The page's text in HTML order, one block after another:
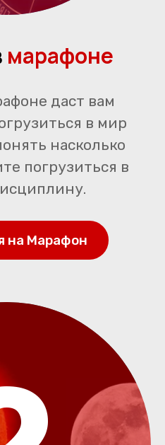
марафоне
даст вам
в мир
насколько
погрузиться в
на Марафон